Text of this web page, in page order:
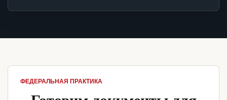
ФЕДЕРАЛЬНАЯ ПРАКТИКА